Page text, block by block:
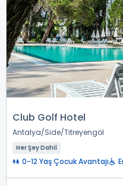
Club Golf Hotel
Antalya Side Titreyengöl
Her Şey Dahil
0-12 Yaş Çocuk Avantajı